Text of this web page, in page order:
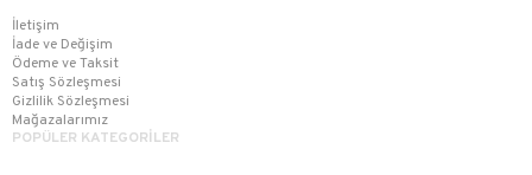
İletişim
İade ve Değişim
Ödeme ve Taksit
Satış Sözleşmesi
Gizlilik Sözleşmesi
Mağazalarımız
POPÜLER KATEGORİLER